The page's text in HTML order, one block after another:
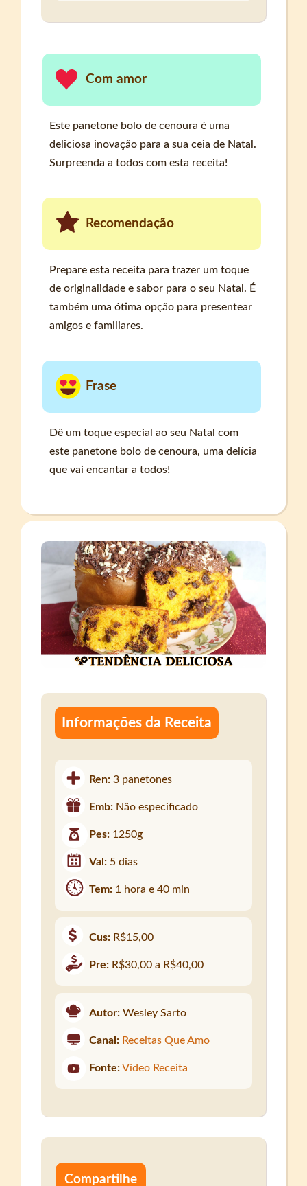
Com amor
Este panetone bolo de cenoura é uma
deliciosa inovação para a sua ceia de Natal.
Surpreenda a todos com esta receita!
Recomendação
Prepare esta receita para trazer um toque
de originalidade e sabor para o seu Natal. É
também uma ótima opção para presentear
amigos e familiares.
Frase
Dê um toque especial ao seu Natal com
este panetone bolo de cenoura, uma delícia
que vai encantar a todos!
Informações da Receita
Ren:3 panetones
Emb: Não especificado
Pes: 1250g
Val: 5 dias
Tem: 1 hora e 40 min
Cus: R$15,00
Pre: R$30,00 a R$40,00
Autor: Wesley Sarto
Canal: Receitas Que Amo
Fonte: Vídeo Receita
Compartilhe